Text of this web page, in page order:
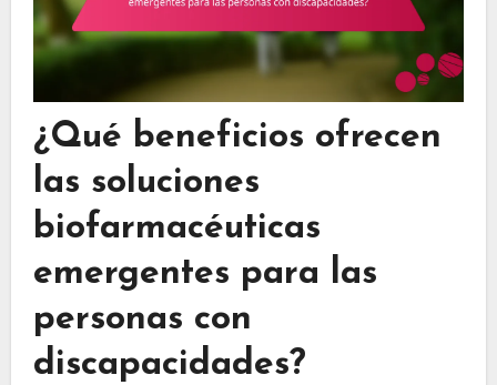
¿Qué beneficios ofrecen
las soluciones
biofarmacéuticas
emergentes para las
personas con
discapacidades?